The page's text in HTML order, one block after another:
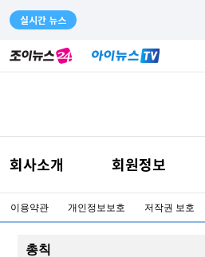
실시간 뉴스
회사소개 회원정보
이용약관 개인정보보호 저작권 보호
총칙